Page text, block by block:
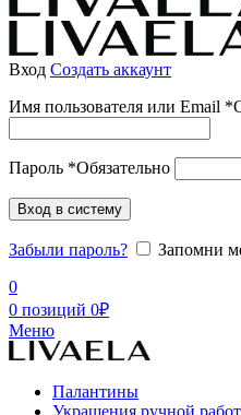
Вход Создать аккаунт
Имя пользователя или Email *
Пароль *Обязательно
Вход в систему
Забыли пароль?
Запомни
0
0 позиций 0₽
Меню
Палантины
Украшения ручной